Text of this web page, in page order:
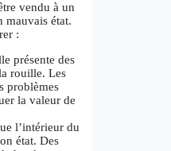
vendu à un
mauvais état.
:
présente des
rouille. Les
problèmes
la valeur de
l’intérieur du
état. Des